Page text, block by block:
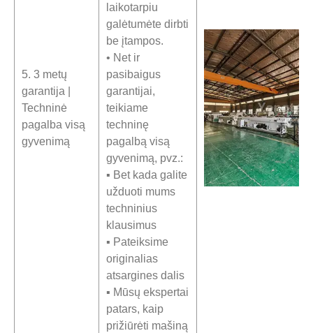
5. 3 metų
garantija |
Techninė
pagalba visą
gyvenimą
laikotarpiu
galėtumėte dirbti
be įtampos.
• Net ir
pasibaigus
garantijai,
teikiame
techninę
pagalbą visą
gyvenimą, pvz.:
▪ Bet kada galite
užduoti mums
techninius
klausimus
▪ Pateiksime
originalias
atsargines dalis
▪ Mūsų ekspertai
patars, kaip
prižiūrėti mašiną